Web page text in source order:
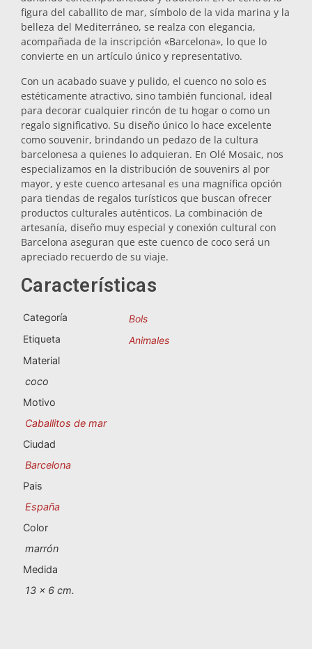
Salvamanteles
Vasos
Vasos de chupito
Souvenirs por ciudad
Souvenirs de Portugal
A Coruña
Albacete
Almería
Ávila
Badajoz
figura del caballito de mar, símbolo de la vida marina y la
belleza del Mediterráneo, se realza con elegancia,
acompañada de la inscripción «Barcelona», lo que lo
convierte en un artículo único y representativo.
Con un acabado suave y pulido, el cuenco no solo es
estéticamente atractivo, sino también funcional, ideal
para decorar cualquier rincón de tu hogar o como un
regalo significativo. Su diseño único lo hace excelente
como souvenir, brindando un pedazo de la cultura
barcelonesa a quienes lo adquieran. En Olé Mosaic, nos
especializamos en la distribución de souvenirs al por
mayor, y este cuenco artesanal es una magnífica opción
para tiendas de regalos turísticos que buscan ofrecer
productos culturales auténticos. La combinación de
artesanía, diseño muy especial y conexión cultural con
Barcelona aseguran que este cuenco de coco será un
apreciado recuerdo de su viaje.
Características
Categoría
Bols
Etiqueta
Animales
Material
coco
Motivo
Caballitos de mar
Ciudad
Barcelona
Pais
España
Color
marrón
Medida
13 x 6 cm.